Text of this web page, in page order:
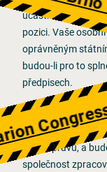
účastnit se
pozici. Vaše
oprávněným
budou-li pro to
předpisech.
V souladu s
osobních údajů
jejich opravu, a
společnost